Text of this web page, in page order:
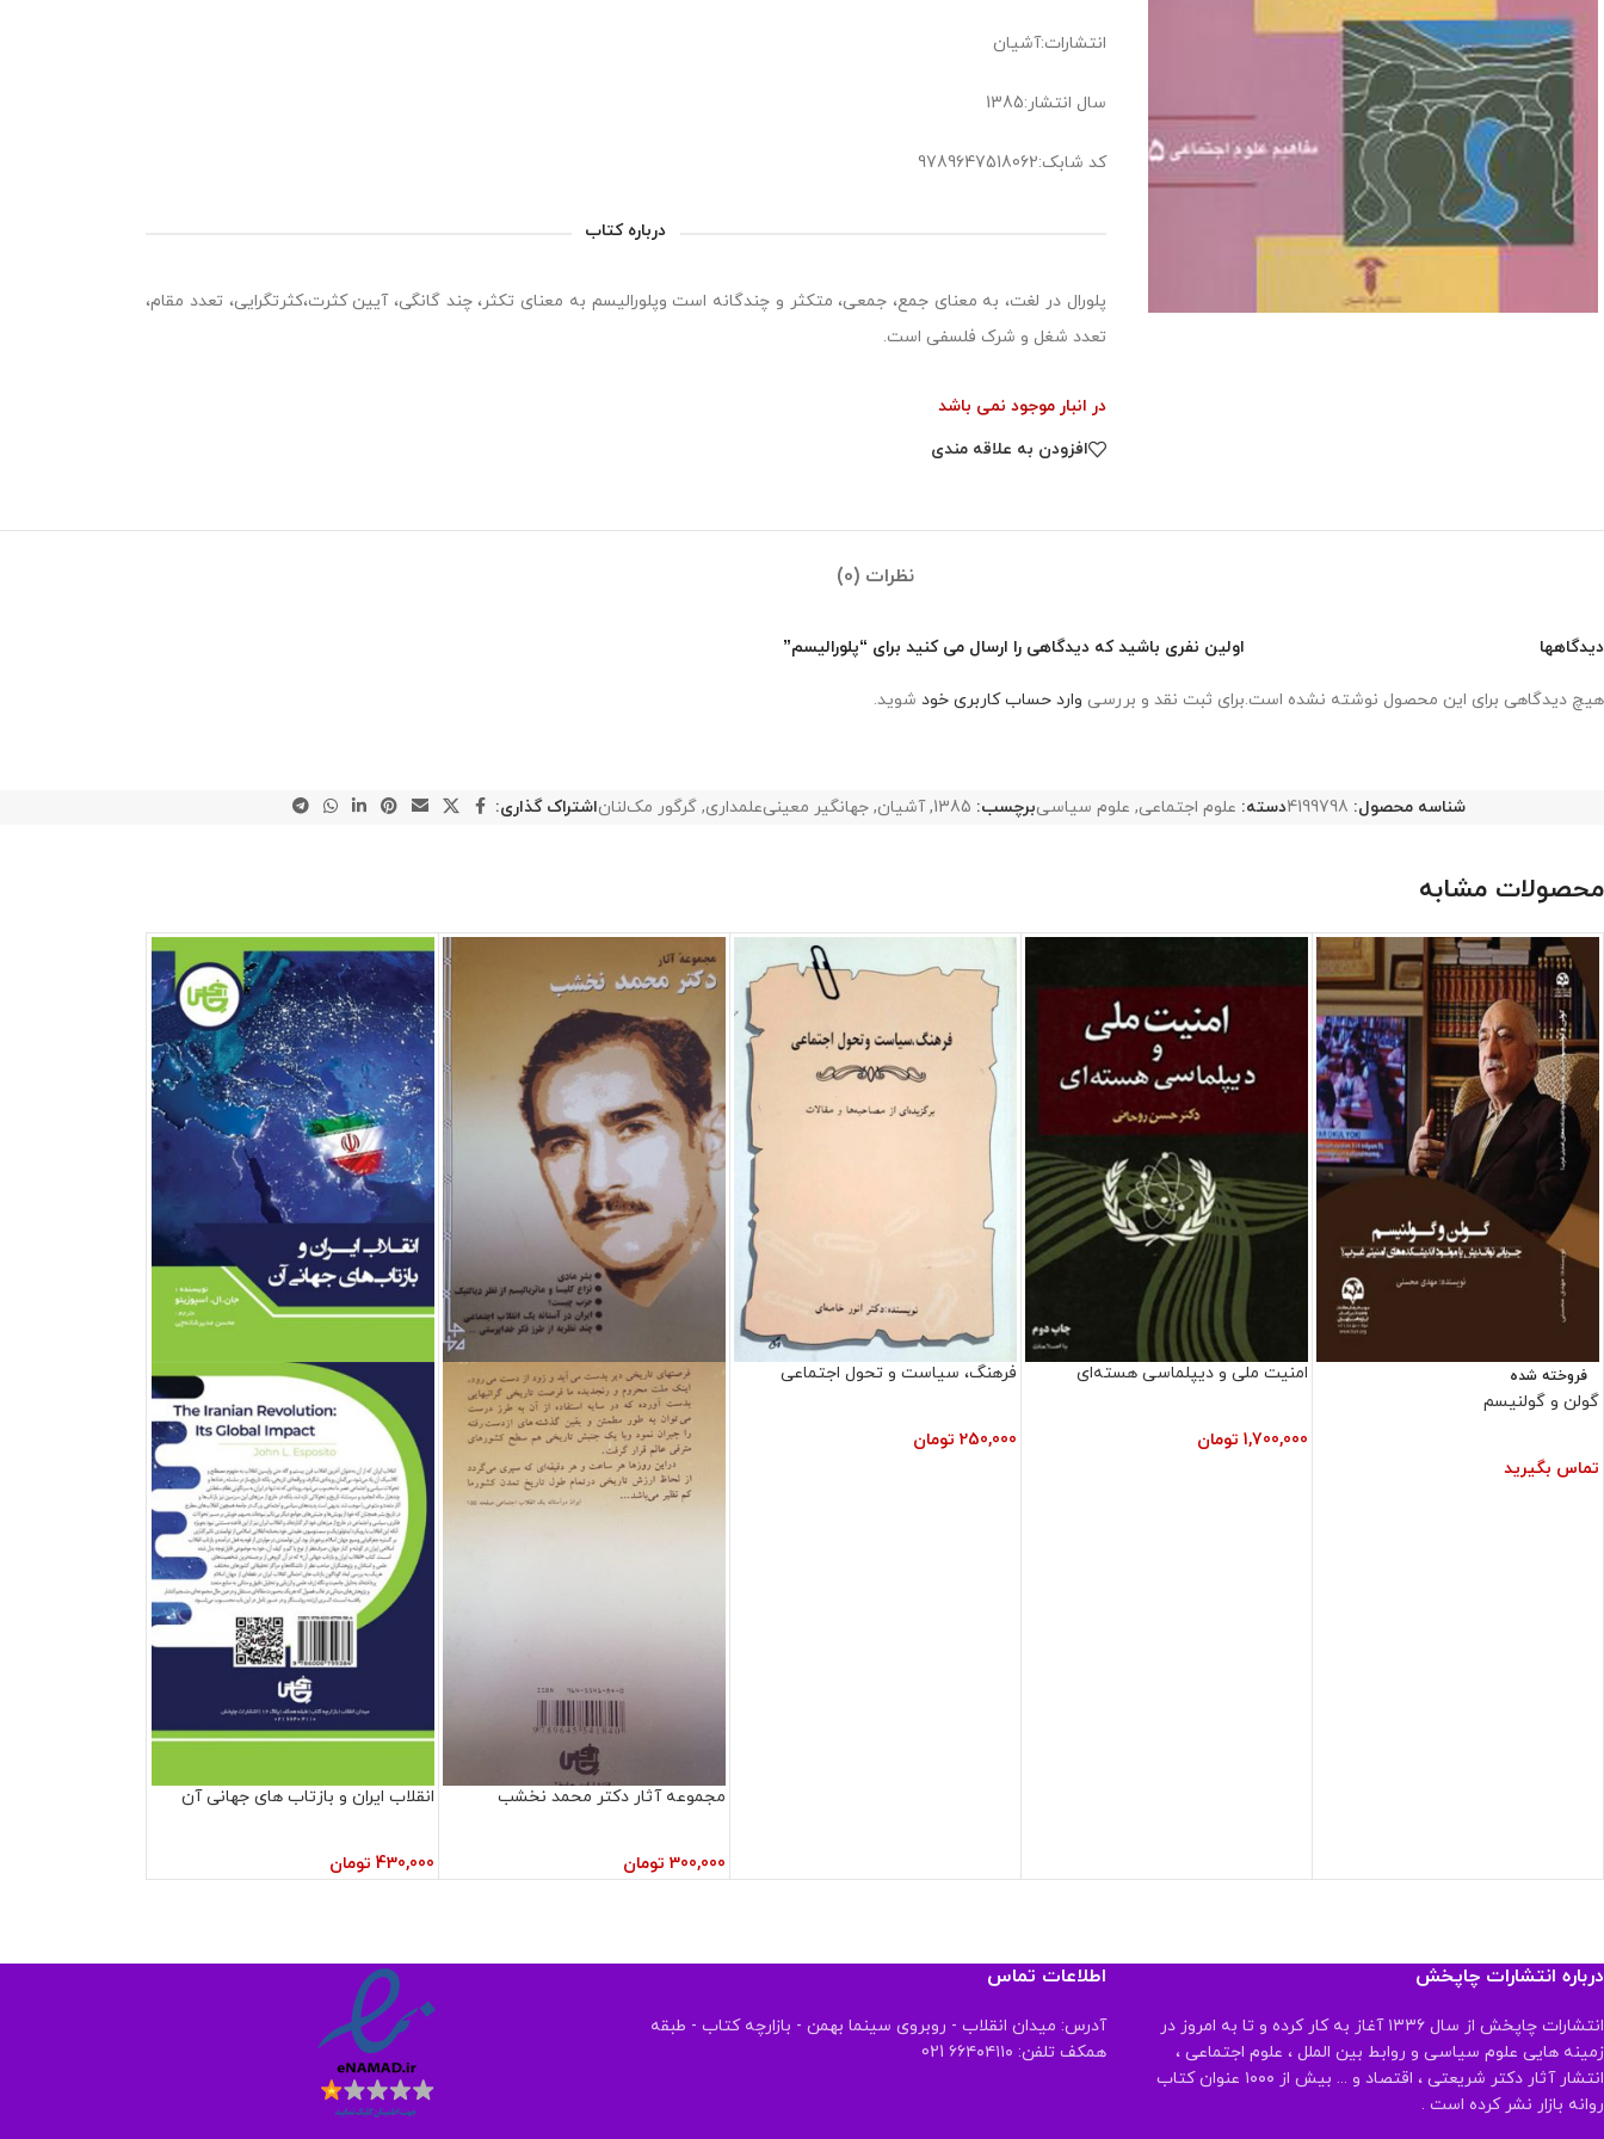
انتشارات:آشیان
سال انتشار:1385
کد شابک:9789647518062
درباره کتاب
پلورال‏ در لغت، به معناى جمع، جمعى، متکثر و چندگانه است وپلورالیسم به معناى تکثر، چند گانگى، آیین کثرت،کثرت‏گرایى، تعدد مقام،
تعدد شغل و شرک فلسفى است.
در انبار موجود نمی باشد
افزودن به علاقه مندی
نظرات (0)
دیدگاهها
هیچ دیدگاهی برای این محصول نوشته نشده است.
اولین نفری باشید که دیدگاهی را ارسال می کنید برای “پلورالیسم”
برای ثبت نقد و بررسی وارد حساب کاربری خود شوید.
شناسه محصول: 4199798دسته: علوم اجتماعی, علوم سیاسیبرچسب: 1385
, آشیان, جهانگیر معینی‌علمداری, گرگور مک‌لناناشتراک گذاری:
محصولات مشابه
فروخته شده
گولن و گولنيسم
تماس بگیرید
امنیت ملی و دیپلماسی هسته‌ای
1,700,000 تومان
فرهنگ، سیاست و تحول اجتماعی
250,000 تومان
مجموعه آثار دکتر محمد نخشب
300,000 تومان
انقلاب ایران و بازتاب های جهانی آن
430,000 تومان
درباره انتشارات چاپخش
انتشارات چاپخش از سال ۱۳۳۶ آغاز به کار کرده و تا به امروز در
زمینه هایی علوم سیاسی و روابط بین الملل ، علوم اجتماعی ،
انتشار آثار دکتر شریعتی ، اقتصاد و ... بیش از ۱۰۰۰ عنوان کتاب
روانه بازار نشر کرده است .
اطلاعات تماس
آدرس: میدان انقلاب - روبروی سینما بهمن - بازارچه کتاب - طبقه
همکف تلفن: ۶۶۴۰۴۱۱۰ 021